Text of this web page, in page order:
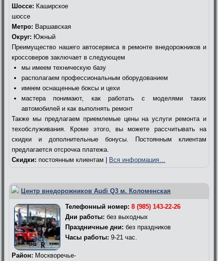
Шоссе: Каширское
шоссе
Метро: Варшавская
Округ: Южный
Преимущество нашего автосервиса в ремонте внедорожников и
кроссоверов заключает в следующем
мы имеем техническую базу
располагаем профессиональным оборудованием
имеем оснащенные боксы и цехи
мастера понимают, как работать с моделями таких
автомобилей и как выполнять ремонт
Также мы предлагаем приемлемые цены на услуги ремонта и
техобслуживания. Кроме этого, вы можете рассчитывать на
скидки и дополнительные бонусы. Постоянным клиентам
предлагается отсрочка платежа.
Скидки: постоянным клиентам | Вся информация…
Центр внедорожников Audi Q3 м. Коломенская
Телефонный номер: 8 (985) 143-22-26
Дни работы: без выходных
Праздничные дни: без праздников
Часы работы: 9-21 час.
Район: Москворечье-